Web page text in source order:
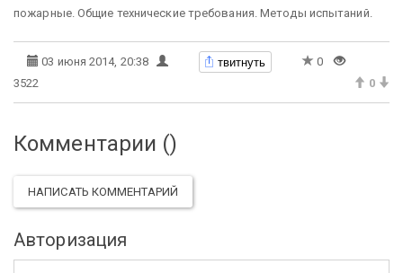
пожарные. Общие технические требования. Методы испытаний.
03 июня 2014, 20:38 твитнуть
0
3522
0
Комментарии ()
НАПИСАТЬ КОММЕНТАРИЙ
Авторизация